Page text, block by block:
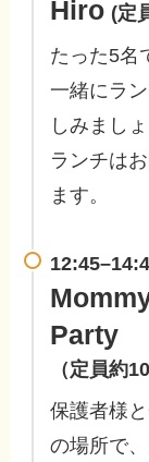
Hiro (定
たった5名
一緒にラ
しみまし
ランチは
ます。
Party
（定員約
保護者様
の場所で